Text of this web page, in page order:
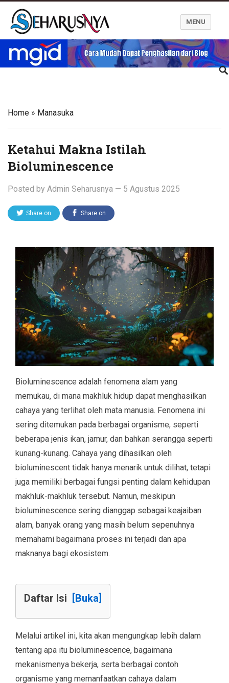
Blog Seharusnya
MENU
Home » Manasuka
Ketahui Makna Istilah
Bioluminescence
Posted by Admin Seharusnya — 5 Agustus 2025
Share on Share on
Bioluminescence adalah fenomena alam yang
memukau, di mana makhluk hidup dapat menghasilkan
cahaya yang terlihat oleh mata manusia. Fenomena ini
sering ditemukan pada berbagai organisme, seperti
beberapa jenis ikan, jamur, dan bahkan serangga seperti
kunang-kunang. Cahaya yang dihasilkan oleh
bioluminescent tidak hanya menarik untuk dilihat, tetapi
juga memiliki berbagai fungsi penting dalam kehidupan
makhluk-makhluk tersebut. Namun, meskipun
bioluminescence sering dianggap sebagai keajaiban
alam, banyak orang yang masih belum sepenuhnya
memahami bagaimana proses ini terjadi dan apa
maknanya bagi ekosistem.
Daftar Isi [Buka]
Melalui artikel ini, kita akan mengungkap lebih dalam
tentang apa itu bioluminescence, bagaimana
mekanismenya bekerja, serta berbagai contoh
organisme yang memanfaatkan cahaya dalam